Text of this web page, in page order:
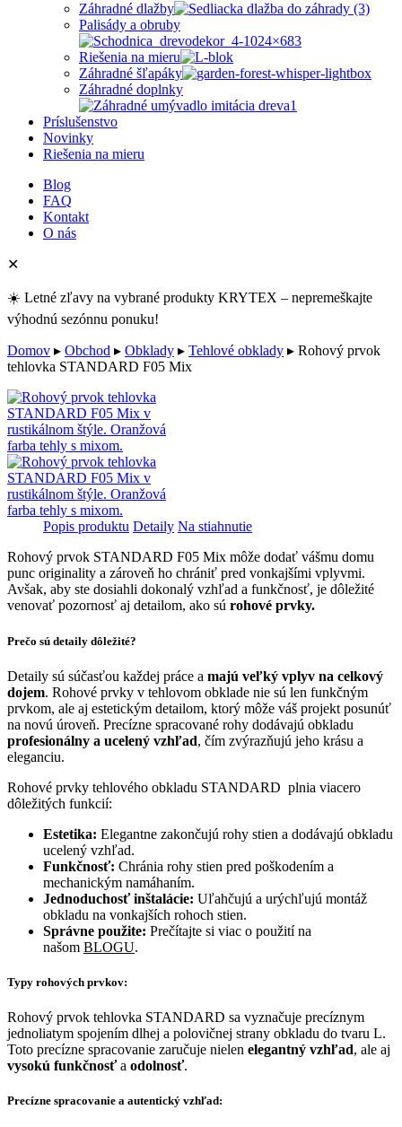
Záhradné dlažby
Palisády a obruby
Riešenia na mieru
Záhradné šľapáky
Záhradné doplnky
Príslušenstvo
Novinky
Riešenia na mieru
Blog
FAQ
Kontakt
O nás
✕
☀️ Letné zľavy na vybrané produkty KRYTEX – nepremeškajte
výhodnú sezónnu ponuku!
Domov ▸ Obchod ▸ Obklady ▸ Tehlové obklady ▸ Rohový prvok
tehlovka STANDARD F05 Mix
Popis produktu Detaily Na stiahnutie
Rohový prvok STANDARD F05 Mix môže dodať vášmu domu
punc originality a zároveň ho chrániť pred vonkajšími vplyvmi.
Avšak, aby ste dosiahli dokonalý vzhľad a funkčnosť, je dôležité
venovať pozornosť aj detailom, ako sú rohové prvky.
Prečo sú detaily dôležité?
Detaily sú súčasťou každej práce a majú veľký vplyv na celkový
dojem. Rohové prvky v tehlovom obklade nie sú len funkčným
prvkom, ale aj estetickým detailom, ktorý môže váš projekt posunúť
na novú úroveň. Precízne spracované rohy dodávajú obkladu
profesionálny a ucelený vzhľad, čím zvýrazňujú jeho krásu a
eleganciu.
Rohové prvky tehlového obkladu STANDARD plnia viacero
dôležitých funkcií:
Estetika: Elegantne zakončujú rohy stien a dodávajú obkladu
ucelený vzhľad.
Funkčnosť: Chránia rohy stien pred poškodením a
mechanickým namáhaním.
Jednoduchosť inštalácie: Uľahčujú a urýchľujú montáž
obkladu na vonkajších rohoch stien.
Správne použite: Prečítajte si viac o použití na
našom BLOGU.
Typy rohových prvkov:
Rohový prvok tehlovka STANDARD sa vyznačuje precíznym
jednoliatym spojením dlhej a polovičnej strany obkladu do tvaru L.
Toto precízne spracovanie zaručuje nielen elegantný vzhľad, ale aj
vysokú funkčnosťa odolnosť.
Precízne spracovanie a autentický vzhľad: